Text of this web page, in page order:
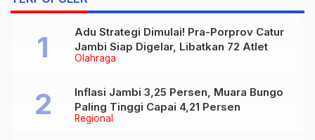
Olahraga
Adu Strategi Dimulai! Pra-Porprov Catur
Jambi Siap Digelar, Libatkan 72 Atlet
Regional
Inflasi Jambi 3,25 Persen, Muara Bungo
Paling Tinggi Capai 4,21 Persen